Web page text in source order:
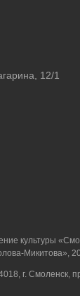
12/1
культуры
Микитова»,
г. Смоленск,